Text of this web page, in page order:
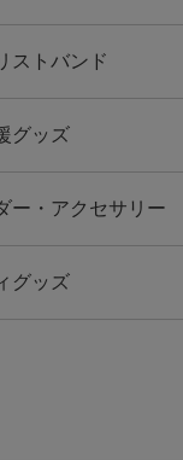
ストバンド
グッズ
ー・アクセサリー
グッズ